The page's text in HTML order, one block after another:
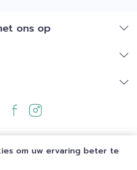
om uw ervaring beter te
ons op